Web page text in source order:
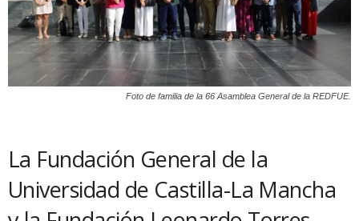
Foto de familia de la 66 Asamblea General de la REDFUE.
La Fundación General de la
Universidad de Castilla-La Mancha